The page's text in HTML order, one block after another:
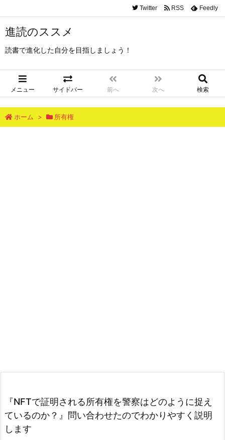
進読のススメ
読書で進化した自分を目指しましょう！
メニュー サイドバー 前へ 次へ 検索
Twitter RSS Feedly
ホーム > 所有権
『NFTで証明される所有権を警察はどのように捉え
ているのか？』問い合わせたのでわかりやすく説明
します